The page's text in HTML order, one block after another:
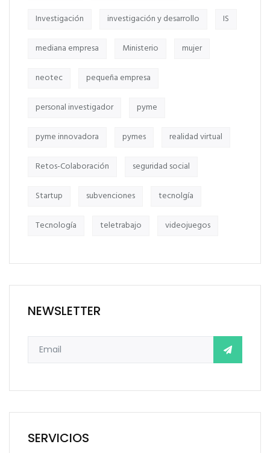
Investigación investigación y desarrollo IS
mediana empresa Ministerio mujer
neotec pequeña empresa
personal investigador pyme
pyme innovadora pymes realidad virtual
Retos-Colaboración seguridad social
Startup subvenciones tecnolgía
Tecnología teletrabajo videojuegos
NEWSLETTER
SERVICIOS